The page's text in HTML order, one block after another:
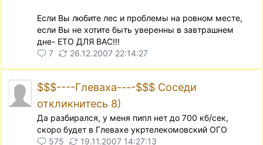
Если Вы любите лес и проблемы на ровном месте,
если Вы не хотите быть уверенны в завтрашнем
дне- ЕТО ДЛЯ ВАС!!!
7
26.12.2007 22:14:27
$$$----Глеваха----$$$ Соседи
откликнитесь 8)
Да разбирался, у меня пипл нет до 700 кб/сек,
скоро будет в Глевахе укртелекомовский ОГО
575
19.11.2007 14:27:13